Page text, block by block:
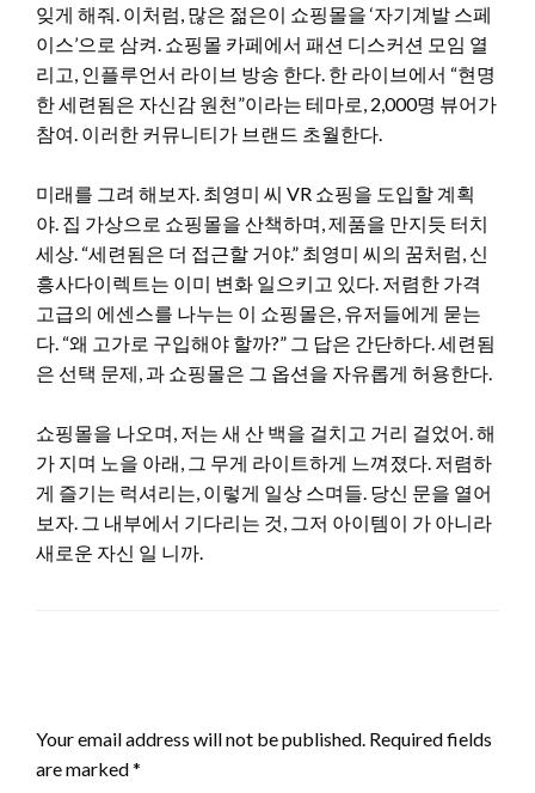
잊게 해줘. 이처럼, 많은 젊은이 쇼핑몰을 ‘자기계발 스페
이스’으로 삼켜. 쇼핑몰 카페에서 패션 디스커션 모임 열
리고, 인플루언서 라이브 방송 한다. 한 라이브에서 “현명
한 세련됨은 자신감 원천”이라는 테마로, 2,000명 뷰어가
참여. 이러한 커뮤니티가 브랜드 초월한다.
미래를 그려 해보자. 최영미 씨 VR 쇼핑을 도입할 계획
야. 집 가상으로 쇼핑몰을 산책하며, 제품을 만지듯 터치
세상. “세련됨은 더 접근할 거야.” 최영미 씨의 꿈처럼, 신
흥사다이렉트는 이미 변화 일으키고 있다. 저렴한 가격
고급의 에센스를 나누는 이 쇼핑몰은, 유저들에게 묻는
다. “왜 고가로 구입해야 할까?” 그 답은 간단하다. 세련됨
은 선택 문제, 과 쇼핑몰은 그 옵션을 자유롭게 허용한다.
쇼핑몰을 나오며, 저는 새 산 백을 걸치고 거리 걸었어. 해
가 지며 노을 아래, 그 무게 라이트하게 느껴졌다. 저렴하
게 즐기는 럭셔리는, 이렇게 일상 스며들. 당신 문을 열어
보자. 그 내부에서 기다리는 것, 그저 아이템이 가 아니라
새로운 자신 일 니까.
Your email address will not be published. Required fields
are marked*